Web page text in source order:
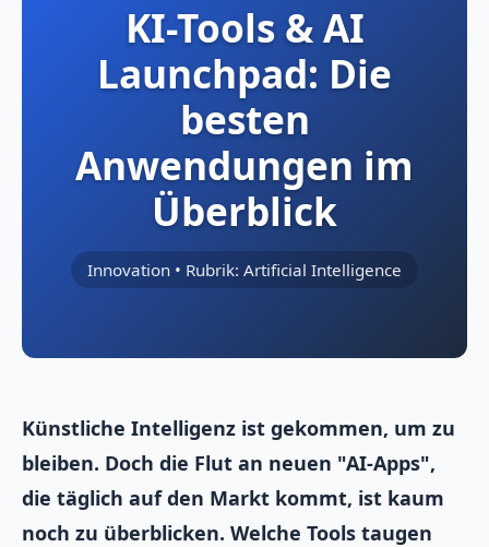
KI-Tools & AI
Launchpad: Die
besten
Anwendungen im
Überblick
Innovation • Rubrik: Artificial Intelligence
Künstliche Intelligenz ist gekommen, um zu
bleiben. Doch die Flut an neuen "AI-Apps",
die täglich auf den Markt kommt, ist kaum
noch zu überblicken. Welche Tools taugen